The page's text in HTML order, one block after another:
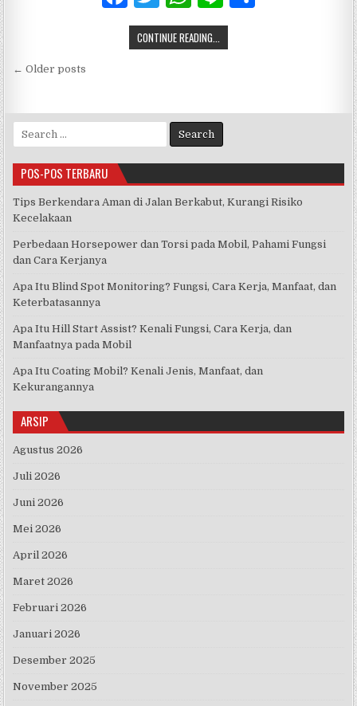
a
c
o
o
k
w
it
h
at
p
p
n
CONTINUE READING...
Navigasi
← Older posts
Search
for:
POS-POS TERBARU
Tips Berkendara Aman di Jalan Berkabut, Kurangi Risiko
Kecelakaan
Perbedaan Horsepower dan Torsi pada Mobil, Pahami Fungsi
dan Cara Kerjanya
Apa Itu Blind Spot Monitoring? Fungsi, Cara Kerja, Manfaat, dan
Keterbatasannya
Apa Itu Hill Start Assist? Kenali Fungsi, Cara Kerja, dan
Manfaatnya pada Mobil
Apa Itu Coating Mobil? Kenali Jenis, Manfaat, dan
Kekurangannya
ARSIP
Agustus 2026
Juli 2026
Juni 2026
Mei 2026
April 2026
Maret 2026
Februari 2026
Januari 2026
Desember 2025
November 2025